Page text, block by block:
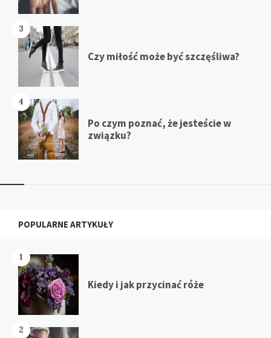
3
Czy miłość może być szczęśliwa?
4
Po czym poznać, że jesteście w
związku?
Widgets
POPULARNE ARTYKUŁY
1
Kiedy i jak przycinać róże
2